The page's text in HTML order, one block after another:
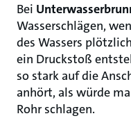
Bei
Wasserschlägen,
des Wassers
ein Druckstoß
so stark auf die
anhört, als würde
Rohr schlagen.